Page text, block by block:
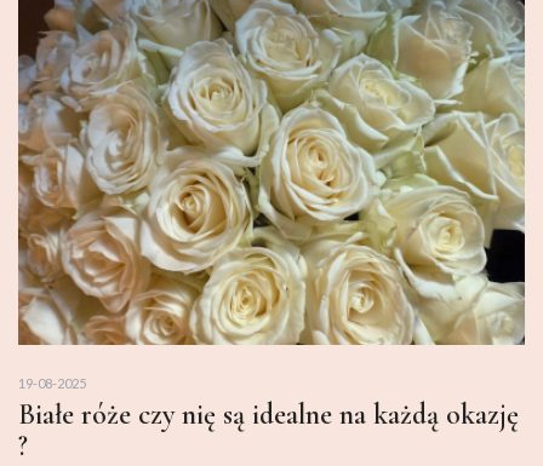
19-08-2025
Białe róże czy nię są idealne na każdą okazję
?